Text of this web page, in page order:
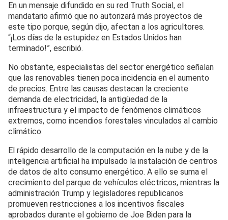
En un mensaje difundido en su red Truth Social, el
mandatario afirmó que no autorizará más proyectos de
este tipo porque, según dijo, afectan a los agricultores.
“¡Los días de la estupidez en Estados Unidos han
terminado!”, escribió.
No obstante, especialistas del sector energético señalan
que las renovables tienen poca incidencia en el aumento
de precios. Entre las causas destacan la creciente
demanda de electricidad, la antigüedad de la
infraestructura y el impacto de fenómenos climáticos
extremos, como incendios forestales vinculados al cambio
climático.
El rápido desarrollo de la computación en la nube y de la
inteligencia artificial ha impulsado la instalación de centros
de datos de alto consumo energético. A ello se suma el
crecimiento del parque de vehículos eléctricos, mientras la
administración Trump y legisladores republicanos
promueven restricciones a los incentivos fiscales
aprobados durante el gobierno de Joe Biden para la